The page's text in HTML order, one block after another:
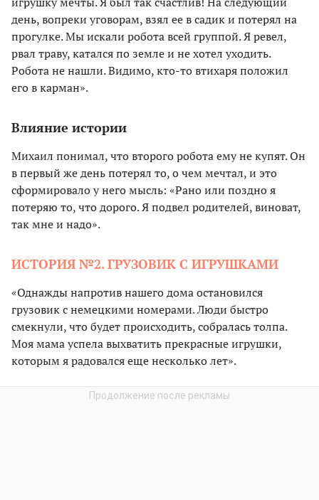
день, вопреки уговорам, взял ее в садик и потерял на
прогулке. Мы искали робота всей группой. Я ревел,
рвал траву, катался по земле и не хотел уходить.
Робота не нашли. Видимо, кто-то втихаря положил
его в карман».
Влияние истории
Михаил понимал, что второго робота ему не купят. Он
в первый же день потерял то, о чем мечтал, и это
сформировало у него мысль: «Рано или поздно я
потеряю то, что дорого. Я подвел родителей, виноват,
так мне и надо».
ИСТОРИЯ №2. ГРУЗОВИК С ИГРУШКАМИ
«Однажды напротив нашего дома остановился
грузовик с немецкими номерами. Люди быстро
смекнули, что будет происходить, собралась толпа.
Моя мама успела выхватить прекрасные игрушки,
которым я радовался еще несколько лет».